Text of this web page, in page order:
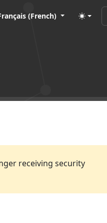
(French)
receiving security